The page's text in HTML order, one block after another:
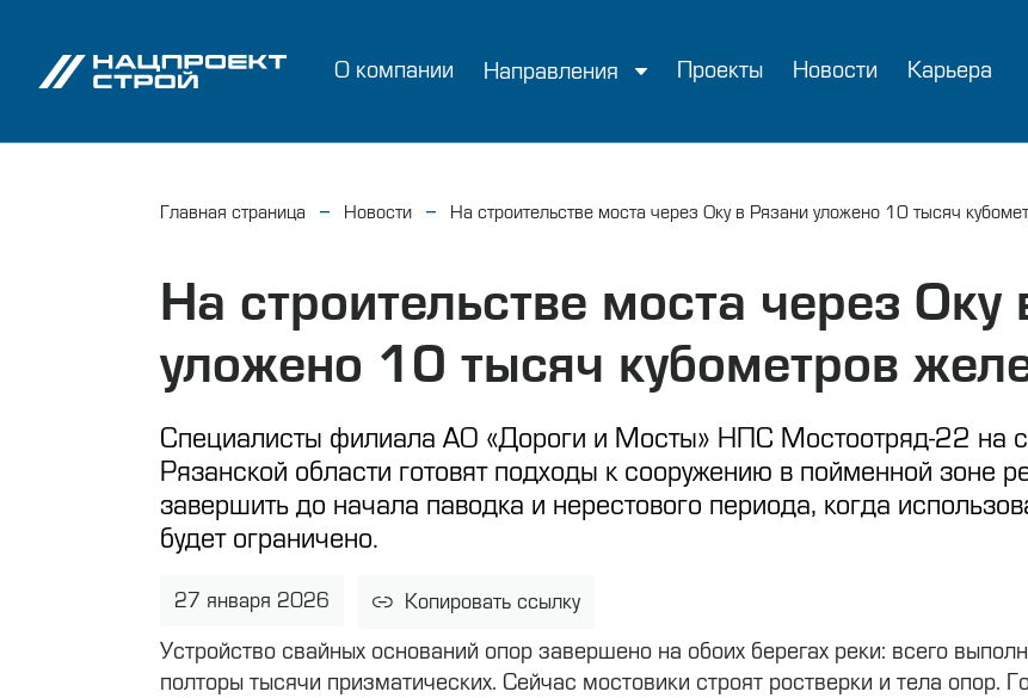
О компании Направления Проекты Новости Карьера
Главная страница Новости На строительстве моста через Оку в Рязани уложено 10 тысяч
На строительстве моста через Оку
уложено 10 тысяч кубометров
Специалисты филиала АО «Дороги и Мосты» НПС Мостоотряд-22 на
Рязанской области готовят подходы к сооружению в пойменной зоне
завершить до начала паводка и нерестового периода, когда
будет ограничено.
27 января 2026 Копировать ссылку
Устройство свайных оснований опор завершено на обоих берегах реки: всего
полторы тысячи призматических. Сейчас мостовики строят ростверки и тела опор.